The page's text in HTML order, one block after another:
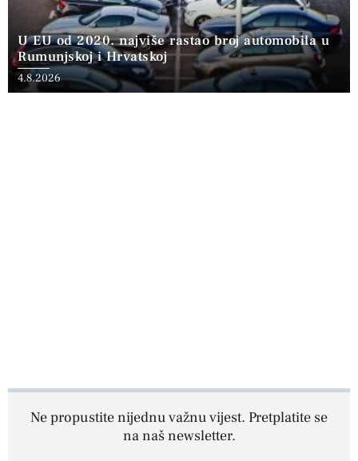
U EU od 2020. najviše rastao broj automobila u
Rumunjskoj i Hrvatskoj
4.8.2026
Ne propustite nijednu važnu vijest. Pretplatite se
na naš newsletter.